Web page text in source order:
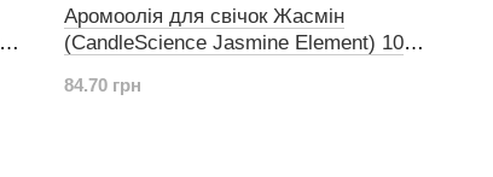
Аромоолія для свічок Жасмін
(CandleScience Jasmine Element) 10
84.70 грн